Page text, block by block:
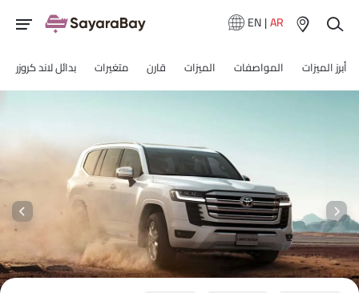
EN|AR
أبرز الميزات المواصفات الميزات قارن متغيرات بدائل لاند كروزر